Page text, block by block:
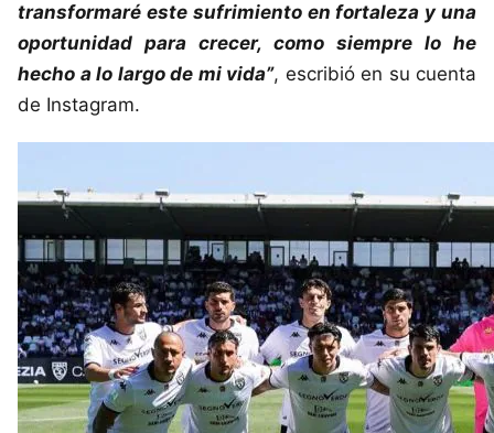
transformaré este sufrimiento en fortaleza y una
oportunidad para crecer, como siempre lo he
hecho a lo largo de mi vida”, escribió en su cuenta
de Instagram.